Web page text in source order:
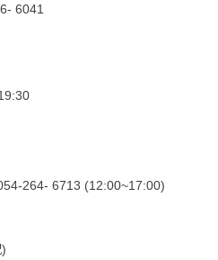
6041
264- 6713 (12:00~17:00)